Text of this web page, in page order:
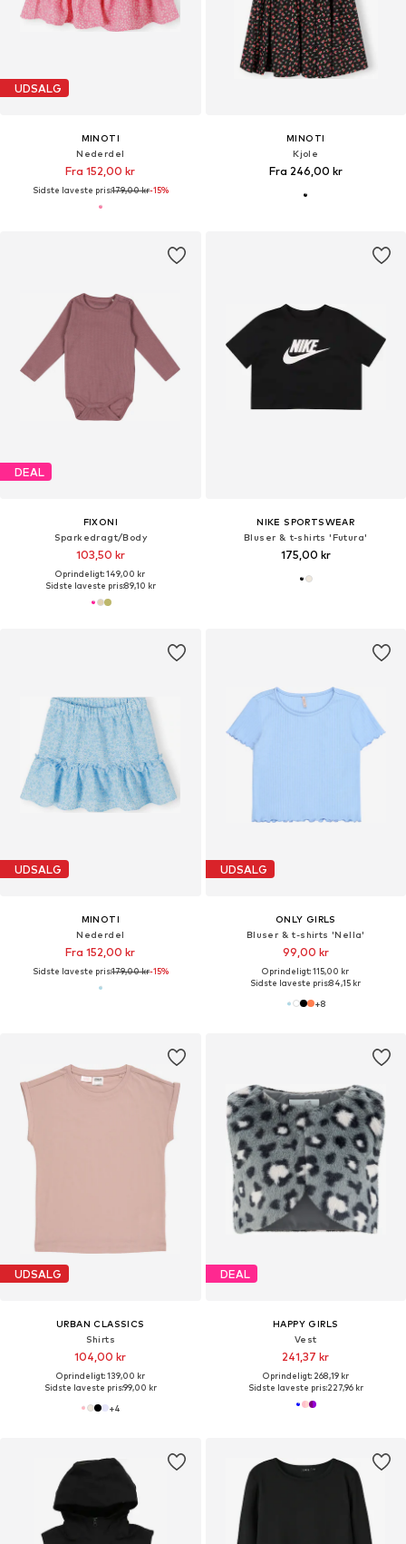
UDSALG
MINOTI
Nederdel
Fra 152,00 kr
Sidste laveste pris:179,00 kr-15%
MINOTI
Kjole
Fra 246,00 kr
DEAL
FIXONI
Sparkedragt/Body
103,50 kr
Oprindeligt: 149,00 kr
Sidste laveste pris:89,10 kr
NIKE SPORTSWEAR
Bluser & t-shirts 'Futura'
175,00 kr
UDSALG
MINOTI
Nederdel
Fra 152,00 kr
Sidste laveste pris:179,00 kr-15%
UDSALG
ONLY GIRLS
Bluser & t-shirts 'Nella'
99,00 kr
Oprindeligt: 115,00 kr
Sidste laveste pris:84,15 kr
+8
UDSALG
URBAN CLASSICS
Shirts
104,00 kr
Oprindeligt: 139,00 kr
Sidste laveste pris:99,00 kr
+4
DEAL
HAPPY GIRLS
Vest
241,37 kr
Oprindeligt: 268,19 kr
Sidste laveste pris:227,96 kr